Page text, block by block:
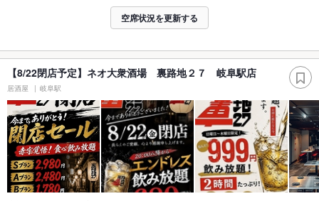
空席状況を更新する
【8/22閉店予定】ネオ大衆酒場 裏路地２７ 岐阜駅店
居酒屋 岐阜駅